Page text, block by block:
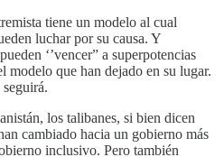
tiene un modelo al cual
luchar por su causa. Y
‘’vencer” a superpotencias
modelo que han dejado en su lugar.
los talibanes, si bien dicen
cambiado hacia un gobierno más
inclusivo. Pero también